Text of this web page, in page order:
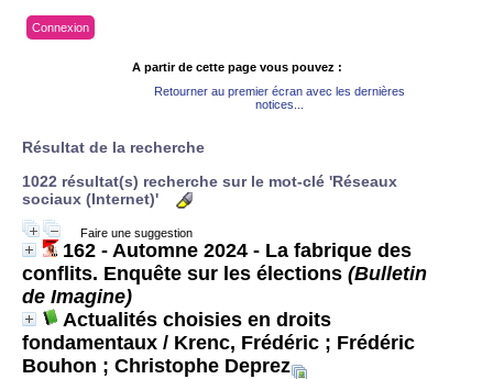
Connexion
A partir de cette page vous pouvez :
Retourner au premier écran avec les dernières
notices...
Résultat de la recherche
1022 résultat(s) recherche sur le mot-clé 'Réseaux
sociaux (Internet)'
Faire une suggestion
162 - Automne 2024 - La fabrique des
conflits. Enquête sur les élections (Bulletin
de Imagine)
Actualités choisies en droits
fondamentaux / Krenc, Frédéric ; Frédéric
Bouhon ; Christophe Deprez